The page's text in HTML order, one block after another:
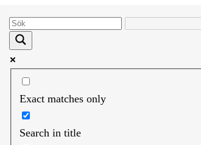
Exact matches only
Search in title